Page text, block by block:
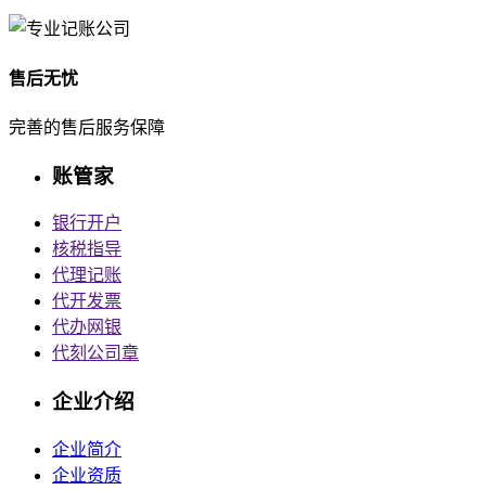
售后无忧
完善的售后服务保障
账管家
银行开户
核税指导
代理记账
代开发票
代办网银
代刻公司章
企业介绍
企业简介
企业资质